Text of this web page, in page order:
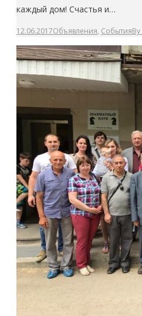
каждый дом! Счастья и…
12.06.2017Объявления, СобытияBy